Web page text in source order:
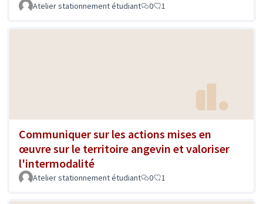
Atelier stationnement étudiant 0 1
Communiquer sur les actions mises en
œuvre sur le territoire angevin et valoriser
l'intermodalité
Atelier stationnement étudiant 0 1